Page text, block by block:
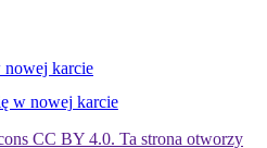
nowej karcie
w nowej karcie
CC BY 4.0. Ta strona otworzy